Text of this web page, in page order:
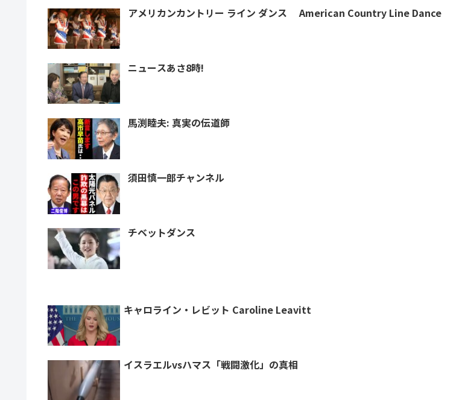
アメリカンカントリー ライン ダンス American Country Line Dance
ニュースあさ8時!
馬渕睦夫: 真実の伝道師
須田慎一郎チャンネル
チベットダンス
キャロライン・レビット Caroline Leavitt
イスラエルvsハマス「戦闘激化」の真相